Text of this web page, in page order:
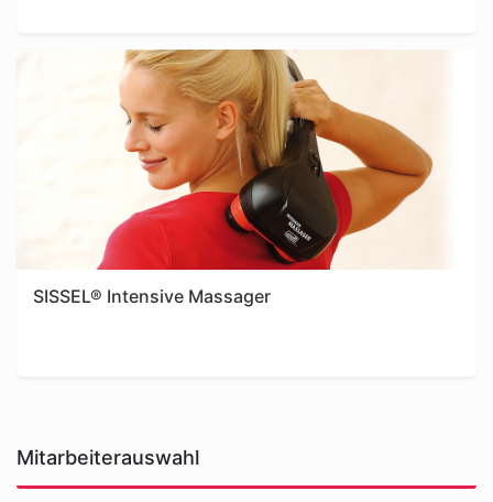
SISSEL® Intensive Massager
Mitarbeiterauswahl